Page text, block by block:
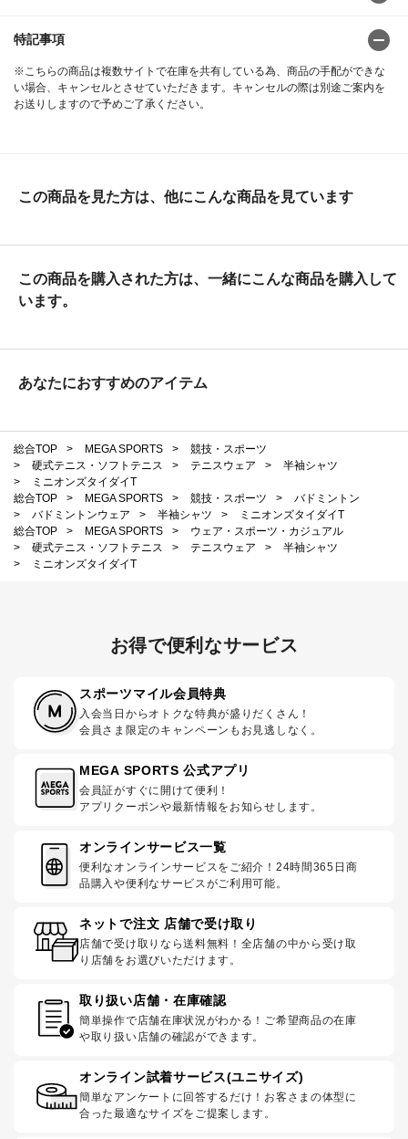
特記事項
※こちらの商品は複数サイトで在庫を共有している為、商品の手配ができな
い場合、キャンセルとさせていただきます。キャンセルの際は別途ご案内を
お送りしますので予めご了承ください。
この商品を見た方は、他にこんな商品を見ています
この商品を購入された方は、一緒にこんな商品を購入して
います。
あなたにおすすめのアイテム
総合TOP > MEGA SPORTS >
競技・スポーツ
>
硬式テニス・ソフトテニス > テニスウェア >
半袖シャツ
>
ミニオンズタイダイT
総合TOP
> MEGA SPORTS > 競技・スポーツ >
バドミントン
>
バドミントンウェア > 半袖シャツ >
ミニオンズタイダイT
総合TOP
> MEGA SPORTS >
ウェア・スポーツ・カジュアル
>
硬式テニス・ソフトテニス > テニスウェア >
半袖シャツ
>
ミニオンズタイダイT
お得で便利なサービス
スポーツマイル会員特典
入会当日からオトクな特典が盛りだくさん！
会員さま限定のキャンペーンもお見逃しなく。
MEGA SPORTS 公式アプリ
会員証がすぐに開けて便利！
アプリクーポンや最新情報をお知らせします。
オンラインサービス一覧
便利なオンラインサービスをご紹介！24時間365日商
品購入や便利なサービスがご利用可能。
ネットで注文 店舗で受け取り
店舗で受け取りなら送料無料！全店舗の中から受け取
り店舗をお選びいただけます。
取り扱い店舗・在庫確認
簡単操作で店舗在庫状況がわかる！ご希望商品の在庫
や取り扱い店舗の確認ができます。
オンライン試着サービス(ユニサイズ)
簡単なアンケートに回答するだけ！お客さまの体型に
合った最適なサイズをご提案します。